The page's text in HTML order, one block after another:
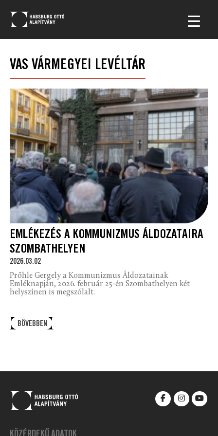
VAS VÁRMEGYEI LEVÉLTÁR
EMLÉKEZÉS A KOMMUNIZMUS ÁLDOZATAIRA
SZOMBATHELYEN
2026.03.02
Prőhle Gergely a Kommunizmus Áldozatainak
Emléknapján, 2026. február 25-én Szombathelyen két
helyszínen is megszólalt.
BŐVEBBEN